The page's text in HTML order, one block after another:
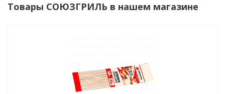
Товары СОЮЗГРИЛЬ в нашем магазине